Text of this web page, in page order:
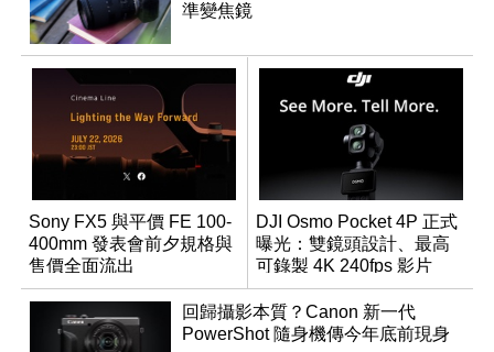
準變焦鏡
Sony FX5 與平價 FE 100-
400mm 發表會前夕規格與
售價全面流出
DJI Osmo Pocket 4P 正式
曝光：雙鏡頭設計、最高
可錄製 4K 240fps 影片
回歸攝影本質？Canon 新一代
PowerShot 隨身機傳今年底前現身